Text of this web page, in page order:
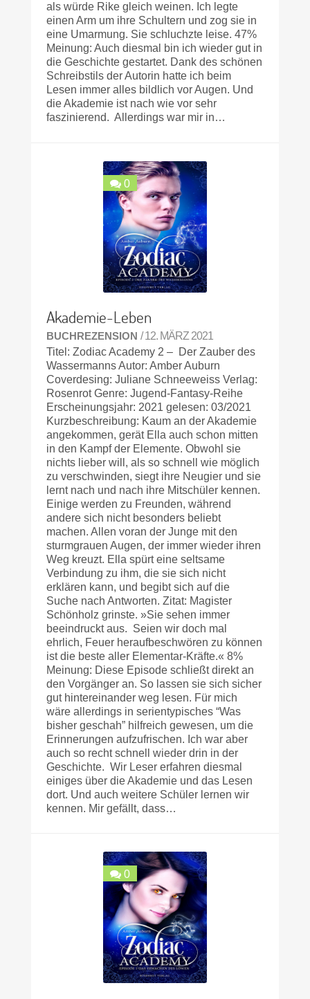
als würde Rike gleich weinen. Ich legte
einen Arm um ihre Schultern und zog sie in
eine Umarmung. Sie schluchzte leise. 47%
Meinung: Auch diesmal bin ich wieder gut in
die Geschichte gestartet. Dank des schönen
Schreibstils der Autorin hatte ich beim
Lesen immer alles bildlich vor Augen. Und
die Akademie ist nach wie vor sehr
faszinierend. Allerdings war mir in…
0
Akademie-Leben
BUCHREZENSION / 12. MÄRZ 2021
Titel: Zodiac Academy 2 – Der Zauber des
Wassermanns Autor: Amber Auburn
Coverdesing: Juliane Schneeweiss Verlag:
Rosenrot Genre: Jugend-Fantasy-Reihe
Erscheinungsjahr: 2021 gelesen: 03/2021
Kurzbeschreibung: Kaum an der Akademie
angekommen, gerät Ella auch schon mitten
in den Kampf der Elemente. Obwohl sie
nichts lieber will, als so schnell wie möglich
zu verschwinden, siegt ihre Neugier und sie
lernt nach und nach ihre Mitschüler kennen.
Einige werden zu Freunden, während
andere sich nicht besonders beliebt
machen. Allen voran der Junge mit den
sturmgrauen Augen, der immer wieder ihren
Weg kreuzt. Ella spürt eine seltsame
Verbindung zu ihm, die sie sich nicht
erklären kann, und begibt sich auf die
Suche nach Antworten. Zitat: Magister
Schönholz grinste. »Sie sehen immer
beeindruckt aus. Seien wir doch mal
ehrlich, Feuer herauf­beschwören zu können
ist die beste aller Elementar-Kräfte.« 8%
Meinung: Diese Episode schließt direkt an
den Vorgänger an. So lassen sie sich sicher
gut hintereinander weg lesen. Für mich
wäre allerdings in serientypisches “Was
bisher geschah” hilfreich gewesen, um die
Erinnerungen aufzufrischen. Ich war aber
auch so recht schnell wieder drin in der
Geschichte. Wir Leser erfahren diesmal
einiges über die Akademie und das Lesen
dort. Und auch weitere Schüler lernen wir
kennen. Mir gefällt, dass…
0